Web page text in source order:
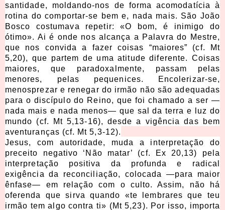
santidade, moldando-nos de forma acomodatícia à
rotina do comportar-se bem e, nada mais. São João
Bosco costumava repetir: «O bom, é inimigo do
ótimo». Ai é onde nos alcança a Palavra do Mestre,
que nos convida a fazer coisas “maiores” (cf. Mt
5,20), que partem de uma atitude diferente. Coisas
maiores, que paradoxalmente, passam pelas
menores, pelas pequenices. Encolerizar-se,
menosprezar e renegar do irmão não são adequadas
para o discípulo do Reino, que foi chamado a ser —
nada mais e nada menos— que sal da terra e luz do
mundo (cf. Mt 5,13-16), desde a vigência das bem
aventuranças (cf. Mt 5,3-12).
Jesus, com autoridade, muda a interpretação do
preceito negativo ‘Não matar’ (cf. Ex 20,13) pela
interpretação positiva da profunda e radical
exigência da reconciliação, colocada —para maior
ênfase— em relação com o culto. Assim, não há
oferenda que sirva quando «te lembrares que teu
irmão tem algo contra ti» (Mt 5,23). Por isso, importa